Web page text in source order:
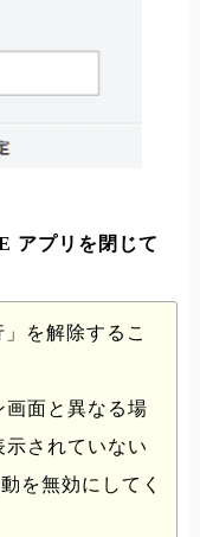
アプリを閉じて
を解除するこ
面と異なる場
されていない
を無効にしてく